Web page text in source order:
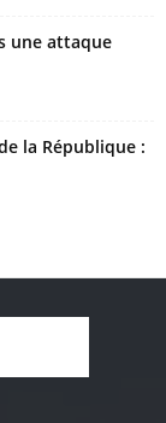
une attaque
la République :